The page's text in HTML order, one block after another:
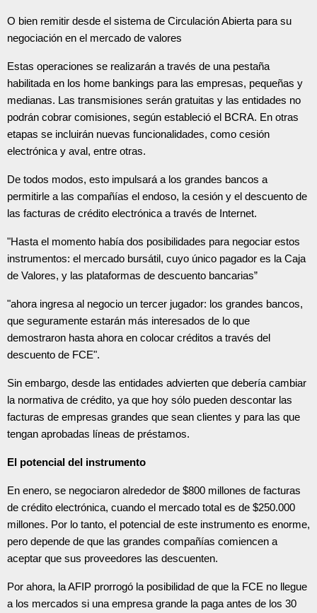
O bien remitir desde el sistema de Circulación Abierta para su
negociación en el mercado de valores
Estas operaciones se realizarán a través de una pestaña
habilitada en los home bankings para las empresas, pequeñas y
medianas. Las transmisiones serán gratuitas y las entidades no
podrán cobrar comisiones, según estableció el BCRA. En otras
etapas se incluirán nuevas funcionalidades, como cesión
electrónica y aval, entre otras.
De todos modos, esto impulsará a los grandes bancos a
permitirle a las compañías el endoso, la cesión y el descuento de
las facturas de crédito electrónica a través de Internet.
"Hasta el momento había dos posibilidades para negociar estos
instrumentos: el mercado bursátil, cuyo único pagador es la Caja
de Valores, y las plataformas de descuento bancarias”
"ahora ingresa al negocio un tercer jugador: los grandes bancos,
que seguramente estarán más interesados de lo que
demostraron hasta ahora en colocar créditos a través del
descuento de FCE".
Sin embargo, desde las entidades advierten que debería cambiar
la normativa de crédito, ya que hoy sólo pueden descontar las
facturas de empresas grandes que sean clientes y para las que
tengan aprobadas líneas de préstamos.
El potencial del instrumento
En enero, se negociaron alrededor de $800 millones de facturas
de crédito electrónica, cuando el mercado total es de $250.000
millones. Por lo tanto, el potencial de este instrumento es enorme,
pero depende de que las grandes compañías comiencen a
aceptar que sus proveedores las descuenten.
Por ahora, la AFIP prorrogó la posibilidad de que la FCE no llegue
a los mercados si una empresa grande la paga antes de los 30